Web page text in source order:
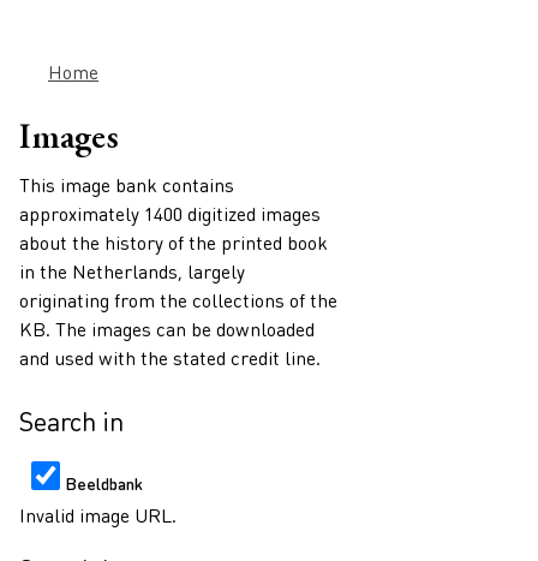
Breadcrumb
Home
Images
This image bank contains
approximately 1400 digitized images
about the history of the printed book
in the Netherlands, largely
originating from the collections of the
KB. The images can be downloaded
and used with the stated credit line.
Search in
Beeldbank
Invalid image URL.